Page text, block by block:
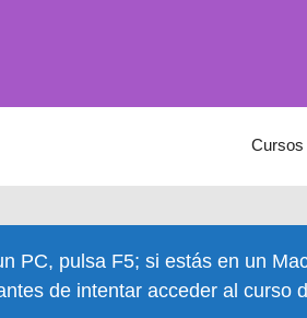
Cursos
PC, pulsa F5; si estás en un
de intentar acceder al curso